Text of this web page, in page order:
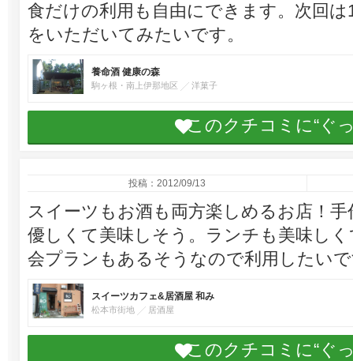
食だけの利用も自由にできます。次回
をいただいてみたいです。
養命酒 健康の森
駒ヶ根・南上伊那地区 洋菓子
このクチコミに“ぐ
投稿：2012/09/13
スイーツもお酒も両方楽しめるお店！
優しくて美味しそう。ランチも美味し
会プランもあるそうなので利用したい
スイーツカフェ&居酒屋 和み
松本市街地 居酒屋
このクチコミに“ぐ